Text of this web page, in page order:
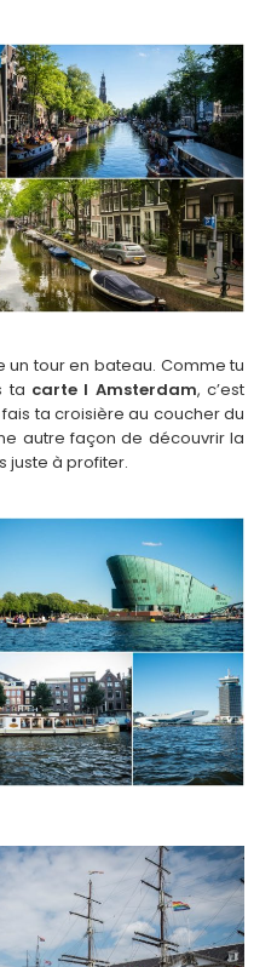
un tour en bateau. Comme tu
ta carte I Amsterdam, c’est
ta croisière au coucher du
autre façon de découvrir la
juste à profiter.